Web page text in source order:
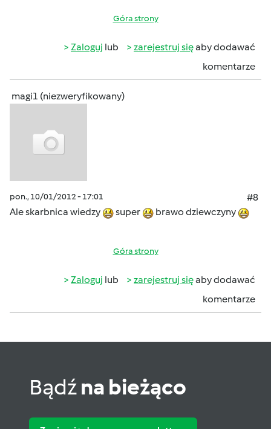
Góra strony
Zaloguj lub zarejestruj sięaby dodawać
komentarze
magi1 (niezweryfikowany)
pon., 10/01/2012 - 17:01
#8
Ale skarbnica wiedzy
super brawo dziewczyny
Góra strony
Zaloguj lub zarejestruj sięaby dodawać
komentarze
Bądźna bieżąco